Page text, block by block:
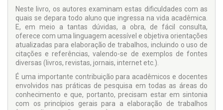
Neste livro, os autores examinam estas dificuldades com as
quais se depara todo aluno que ingressa na vida acadêmica.
E, em meio a tantas dúvidas, a obra, de fácil consulta,
oferece com uma linguagem acessível e objetiva orientações
atualizadas para elaboração de trabalhos, incluindo o uso de
citações e referências, valendo-se de exemplos de fontes
diversas (livros, revistas, jornais, internet etc.).
É uma importante contribuição para acadêmicos e docentes
envolvidos nas práticas de pesquisa em todas as áreas do
conhecimento e que, portanto, precisam estar em sintonia
com os princípios gerais para a elaboração de trabalhos